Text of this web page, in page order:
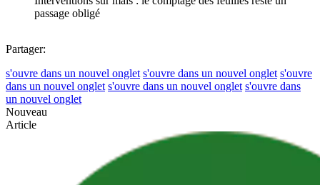
passage obligé
Partager:
s'ouvre dans un nouvel onglet s'ouvre dans un nouvel onglet s'ouvre
dans un nouvel onglet s'ouvre dans un nouvel onglet s'ouvre dans
un nouvel onglet
Nouveau
Article